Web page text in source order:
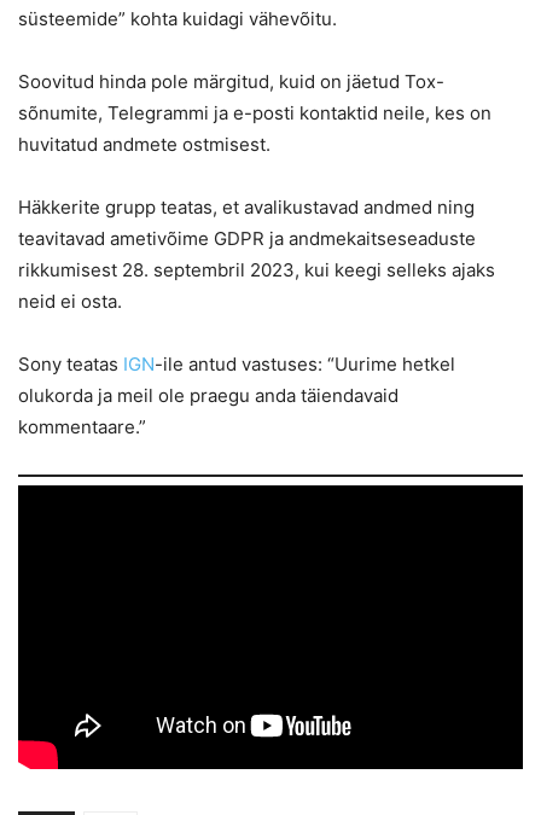
süsteemide” kohta kuidagi vähevõitu.
Soovitud hinda pole märgitud, kuid on jäetud Tox-
sõnumite, Telegrammi ja e-posti kontaktid neile, kes on
huvitatud andmete ostmisest.
Häkkerite grupp teatas, et avalikustavad andmed ning
teavitavad ametivõime GDPR ja andmekaitseseaduste
rikkumisest 28. septembril 2023, kui keegi selleks ajaks
neid ei osta.
Sony teatas IGN-ile antud vastuses: “Uurime hetkel
olukorda ja meil ole praegu anda täiendavaid
kommentaare.”